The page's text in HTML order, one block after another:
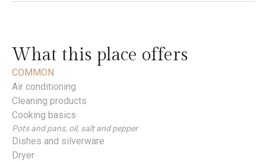
What this place offers
COMMON
Air conditioning
Cleaning products
Cooking basics
Pots and pans, oil, salt and pepper
Dishes and silverware
Dryer